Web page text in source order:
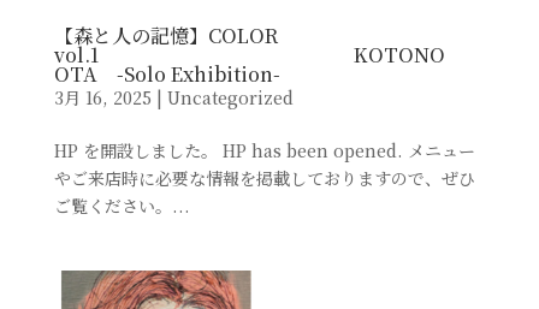
【森と人の記憶】COLOR
vol.1 KOTONO
OTA -Solo Exhibition-
3月 16, 2025 | Uncategorized
HP を開設しました。 HP has been opened. メニュー
やご来店時に必要な情報を掲載しておりますので、ぜひ
ご覧ください。...